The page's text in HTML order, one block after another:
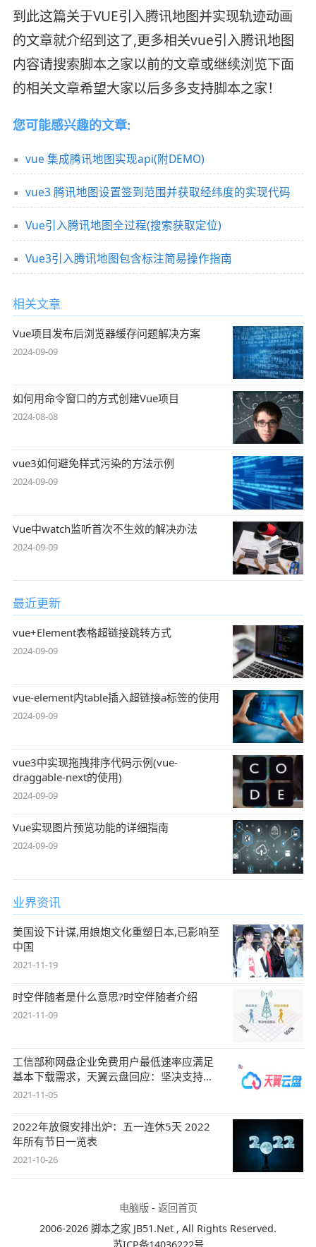
到此这篇关于VUE引入腾讯地图并实现轨迹动画
的文章就介绍到这了,更多相关vue引入腾讯地图
内容请搜索脚本之家以前的文章或继续浏览下面
的相关文章希望大家以后多多支持脚本之家！
您可能感兴趣的文章:
vue 集成腾讯地图实现api(附DEMO)
vue3 腾讯地图设置签到范围并获取经纬度的实现代码
Vue引入腾讯地图全过程(搜索获取定位)
Vue3引入腾讯地图包含标注简易操作指南
相关文章
Vue项目发布后浏览器缓存问题解决方案
2024-09-09
如何用命令窗口的方式创建Vue项目
2024-08-08
vue3如何避免样式污染的方法示例
2024-09-09
Vue中watch监听首次不生效的解决办法
2024-09-09
最近更新
vue+Element表格超链接跳转方式
2024-09-09
vue-element内table插入超链接a标签的使用
2024-09-09
vue3中实现拖拽排序代码示例(vue-
draggable-next的使用)
2024-09-09
Vue实现图片预览功能的详细指南
2024-09-09
业界资讯
美国设下计谋,用娘炮文化重塑日本,已影响至
中国
2021-11-19
时空伴随者是什么意思?时空伴随者介绍
2021-11-09
工信部称网盘企业免费用户最低速率应满足
基本下载需求，天翼云盘回应：坚决支持，
始终
2021-11-05
2022年放假安排出炉：五一连休5天 2022
年所有节日一览表
2021-10-26
电脑版- 返回首页
2006-2026 脚本之家 JB51.Net , All Rights Reserved.
苏ICP备14036222号